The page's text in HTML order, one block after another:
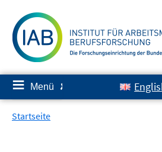
zum
Inhalt
≡ Menü ✘
Startseite